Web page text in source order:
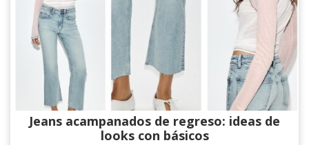
Jeans acampanados de regreso: ideas de
looks con básicos